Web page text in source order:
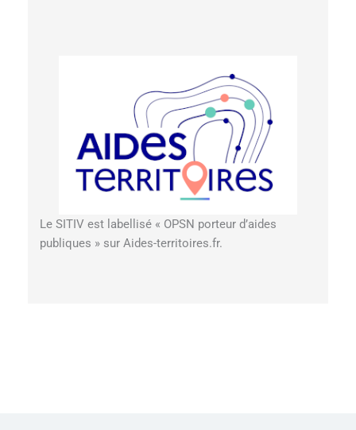
Le SITIV est labellisé « OPSN porteur d’aides
publiques » sur Aides-territoires.fr.